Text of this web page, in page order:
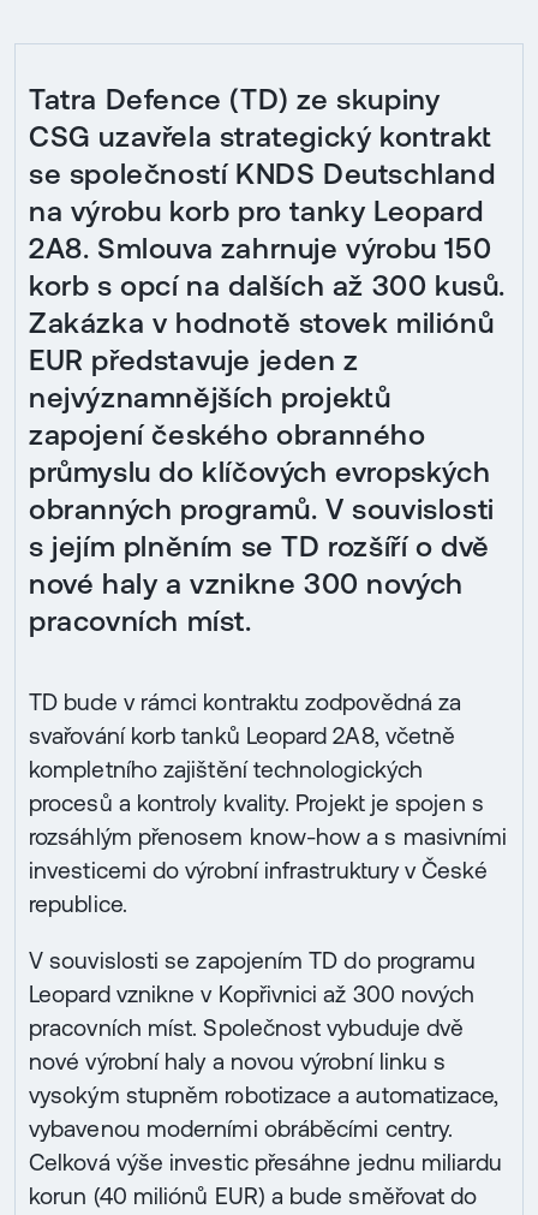
Tatra Defence (TD) ze skupiny
CSG uzavřela strategický kontrakt
se společností KNDS Deutschland
na výrobu korb pro tanky Leopard
2A8. Smlouva zahrnuje výrobu 150
korb s opcí na dalších až 300 kusů.
Zakázka v hodnotě stovek miliónů
EUR představuje jeden z
nejvýznamnějších projektů
zapojení českého obranného
průmyslu do klíčových evropských
obranných programů. V souvislosti
s jejím plněním se TD rozšíří o dvě
nové haly a vznikne 300 nových
pracovních míst.
TD bude v rámci kontraktu zodpovědná za
svařování korb tanků Leopard 2A8, včetně
kompletního zajištění technologických
procesů a kontroly kvality. Projekt je spojen s
rozsáhlým přenosem know-how a s masivními
investicemi do výrobní infrastruktury v České
republice.
V souvislosti se zapojením TD do programu
Leopard vznikne v Kopřivnici až 300 nových
pracovních míst. Společnost vybuduje dvě
nové výrobní haly a novou výrobní linku s
vysokým stupněm robotizace a automatizace,
vybavenou moderními obráběcími centry.
Celková výše investic přesáhne jednu miliardu
korun (40 miliónů EUR) a bude směřovat do